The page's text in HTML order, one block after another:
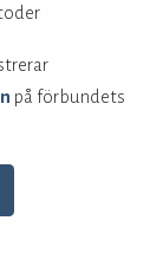
på förbundets